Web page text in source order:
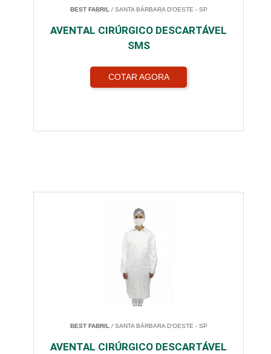
BEST FABRIL / SANTA BÁRBARA D'OESTE - SP
AVENTAL CIRÚRGICO DESCARTÁVEL
SMS
COTAR AGORA
BEST FABRIL / SANTA BÁRBARA D'OESTE - SP
AVENTAL CIRÚRGICO DESCARTÁVEL